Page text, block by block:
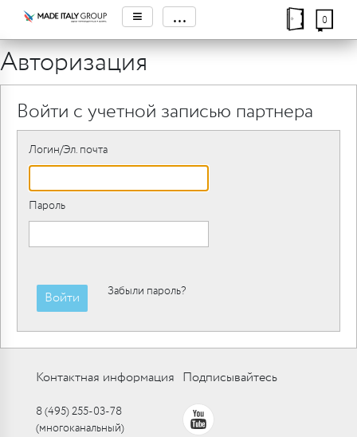
≡ ... 0
Авторизация
Войти с учетной записью партнера
Логин/Эл. почта
Пароль
Войти Забыли пароль?
Контактная информация
8 (495) 255-03-78
(многоканальный)
Подписывайтесь